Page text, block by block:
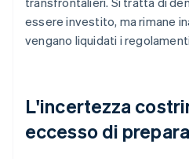
essere investito, ma rimane
vengano liquidati i
L'incertezza
eccesso di